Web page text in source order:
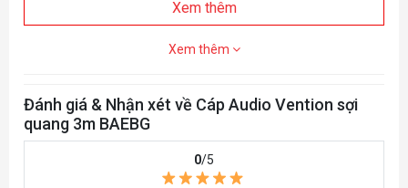
Xem thêm
Xem thêm
Đánh giá & Nhận xét về Cáp Audio Vention sợi
quang 3m BAEBG
0/5